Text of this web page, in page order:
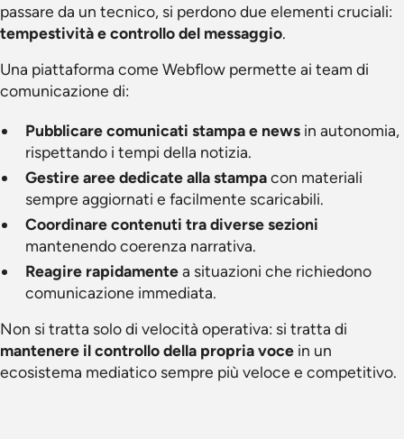
passare da un tecnico, si perdono due elementi cruciali:
tempestività e controllo del messaggio.
Una piattaforma come Webflow permette ai team di
comunicazione di:
Pubblicare comunicati stampa e news in autonomia,
rispettando i tempi della notizia.
Gestire aree dedicate alla stampacon materiali
sempre aggiornati e facilmente scaricabili.
Coordinare contenuti tra diverse sezioni
mantenendo coerenza narrativa.
Reagire rapidamentea situazioni che richiedono
comunicazione immediata.
Non si tratta solo di velocità operativa: si tratta di
mantenere il controllo della propria voce in un
ecosistema mediatico sempre più veloce e competitivo.